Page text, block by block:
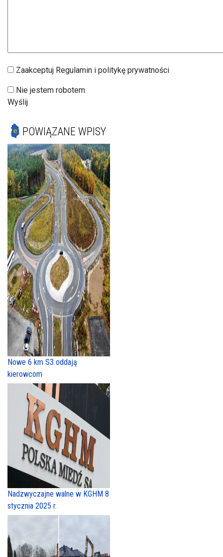
Zaakceptuj Regulamin i politykę prywatności
Nie jestem robotem
Wyślij
POWIĄZANE WPISY
Nowe 6 km S3 oddają
kierowcom
Nadzwyczajne walne w KGHM 8
stycznia 2025 r.